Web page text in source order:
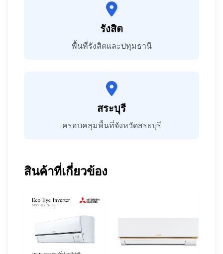
รังสิต
พื้นที่รังสิตและปทุมธานี
สระบุรี
ครอบคลุมพื้นที่จังหวัดสระบุรี
สินค้าที่เกี่ยวข้อง